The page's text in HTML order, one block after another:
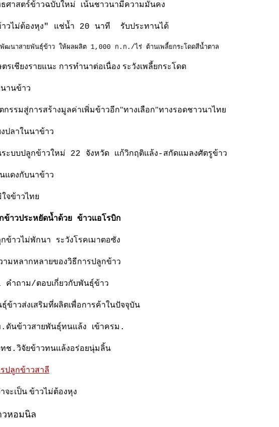
ศาสตร์ข้าวฉบับใหม่ เน้นชาวนามีความมั่นคง
วไม่ต้องหุง" แช่น้ำ 20 นาที รับประทานได้
ฒนาสายพันธุ์ข้าว ให้ผลผลิต 1,000 ก.ก./ไร่ ต้านเพลี้ยกระโดดสีน้ำตาล
ตรเชียงรายแนะ การทำนาต่อเนื่อง ระวังเพลี้ยกระโดด
านข้าว
กรรมสู่การสร้างมูลค่าเพิ่มข้าวอีก"ทางเลือก"ทางรอดชาวนาไทย
งปลาในนาข้าว
ระบบปลูกข้าวใหม่ 22 จังหวัด แก้วิกฤติแล้ง-สกัดแมลงศัตรูข้าว
แดงกับนาข้าว
จข้าวไทย
ข้าวประหยัดน้ำด้วย ข้าวแอโรบิก
ข้าวไม่พักนา ระวังโรคเมาตอซัง
ามหลากหลายของวิธีการปลูกข้าว
คำถาม/ตอบเกี่ยวกับพันธุ์ข้าว
ข้าวส่งเสริมที่ผลิตเพื่อการค้าในปัจจุบัน
.ดันข้าวสายพันธุ์ทนแล้ง เข้าครม.
ทช.วิจัยข้าวทนแล้งอร่อยนุ่มลิ้น
ปลูกข้าวสาลี
จะเป็น ข้าวไม่ต้องหุง
วหอมนิล